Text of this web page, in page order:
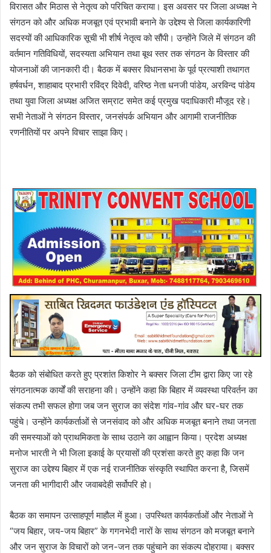
विरासत और मिठास से नेतृत्व को परिचित कराया। इस अवसर पर जिला अध्यक्ष ने
संगठन को और अधिक मजबूत एवं प्रभावी बनाने के उद्देश्य से जिला कार्यकारिणी
सदस्यों की आधिकारिक सूची भी शीर्ष नेतृत्व को सौंपी। उन्होंने जिले में संगठन की
वर्तमान गतिविधियों, सदस्यता अभियान तथा बूथ स्तर तक संगठन के विस्तार की
योजनाओं की जानकारी दी। बैठक में बक्सर विधानसभा के पूर्व प्रत्याशी तथागत
हर्षवर्धन, शाहाबाद प्रभारी रविंद्र दिवेदी, वरिष्ठ नेता धनजी पांडेय, अरविन्द पांडेय
तथा युवा जिला अध्यक्ष अजित सम्राट समेत कई प्रमुख पदाधिकारी मौजूद रहे।
सभी नेताओं ने संगठन विस्तार, जनसंपर्क अभियान और आगामी राजनीतिक
रणनीतियों पर अपने विचार साझा किए।
बैठक को संबोधित करते हुए प्रशांत किशोर ने बक्सर जिला टीम द्वारा किए जा रहे
संगठनात्मक कार्यों की सराहना की। उन्होंने कहा कि बिहार में व्यवस्था परिवर्तन का
संकल्प तभी सफल होगा जब जन सुराज का संदेश गांव-गांव और घर-घर तक
पहुंचे। उन्होंने कार्यकर्ताओं से जनसंवाद को और अधिक मजबूत बनाने तथा जनता
की समस्याओं को प्राथमिकता के साथ उठाने का आह्वान किया। प्रदेश अध्यक्ष
मनोज भारती ने भी जिला इकाई के प्रयासों की प्रशंसा करते हुए कहा कि जन
सुराज का उद्देश्य बिहार में एक नई राजनीतिक संस्कृति स्थापित करना है, जिसमें
जनता की भागीदारी और जवाबदेही सर्वोपरि हो।
बैठक का समापन उत्साहपूर्ण माहौल में हुआ। उपस्थित कार्यकर्ताओं और नेताओं ने
“जय बिहार, जय-जय बिहार” के गगनभेदी नारों के साथ संगठन को मजबूत बनाने
और जन सुराज के विचारों को जन-जन तक पहुंचाने का संकल्प दोहराया। बक्सर